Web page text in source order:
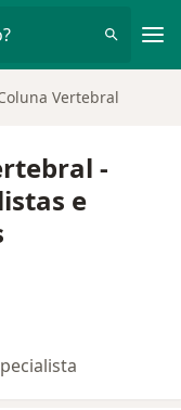
Vertebral
-
e